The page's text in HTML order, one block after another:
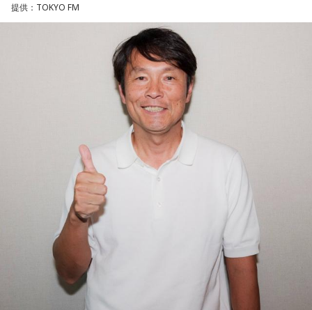
◆福田正博がW杯ブラジル戦を総括
藤木：ブラジル戦で、前半は佐野海舟選手の素晴らしいイン
ターセプトからのゴールがありましたし、前半の終了間際に
は日本がボールを持つ時間もありました。しかし、後半に入
ってからブラジルが戦略を変えてきて、日本が一方的に押し
込まれてしまった。試合のなかで具体的な戦術が打ち出せな
かったと考えると、（選手のなかに）もう少し具体的な戦略
を示す人、ブレーンが必要なのかなと素人目には思ってしま
うのですが……。
福田：そういう見方も当然ありますし、それができれば一番
いいと思うのですが、森保監督は帰国後の会見で「戦術は後
出しジャンケンだ」と言っていたんです。どういうことかと
いうと、自分たちが変えたら相手がまた変えてくる、それに
対してまた変えていかなきゃならない。ベンチでその都度
（戦術を）言い続けても、向こうが変えてきたら、その変化
に対して変化しなきゃいけない。「こういうやり方をしま
す」「だったらこう対応します」と。
提供：TOKYO FM